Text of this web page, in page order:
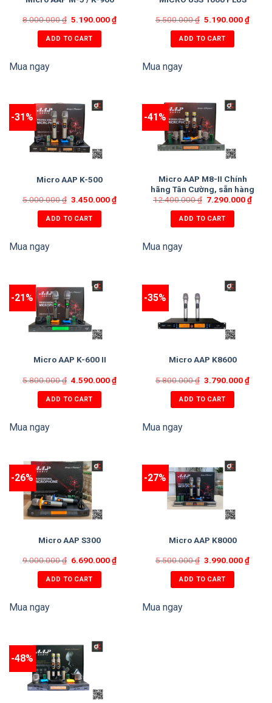
8.000.000₫ 5.190.000₫
ADD TO CART
Mua ngay
5.500.000₫ 5.190.000₫
ADD TO CART
Mua ngay
-31%
Micro AAP K-500
5.000.000₫ 3.450.000₫
ADD TO CART
Mua ngay
-41%
Micro AAP M8-II Chính
hãng Tân Cường, sẵn hàng
12.400.000₫ 7.290.000₫
ADD TO CART
Mua ngay
-21%
Micro AAP K-600 II
5.800.000₫ 4.590.000₫
ADD TO CART
Mua ngay
-35%
Micro AAP K8600
5.800.000₫ 3.790.000₫
ADD TO CART
Mua ngay
-26%
Micro AAP S300
9.000.000₫ 6.690.000₫
ADD TO CART
Mua ngay
-27%
Micro AAP K8000
5.500.000₫ 3.990.000₫
ADD TO CART
Mua ngay
-48%